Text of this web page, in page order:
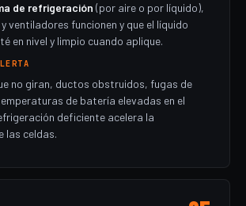
de refrigeración (por aire o por líquido),
ventiladores funcionen y que el líquido
en nivel y limpio cuando aplique.
no giran, ductos obstruidos, fugas de
de batería elevadas en el
deficiente acelera la
las celdas.